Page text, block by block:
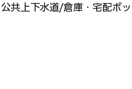
公共上下水道/倉庫・宅配ボ